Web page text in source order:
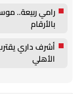
رامي ربيعة..
بالأرقام
أشرف داري
الأهلي